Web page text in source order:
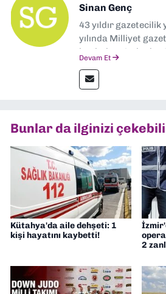
Sinan Genç
43 yıldır gazetecilik
yılında Milliyet
başladım.
muhabir, editör,
müdürü olarak görev
Gazetesi'nde
Devam Et
Bunlar da ilginizi
Kütahya'da aile dehşeti: 1
kişi hayatını kaybetti!
2